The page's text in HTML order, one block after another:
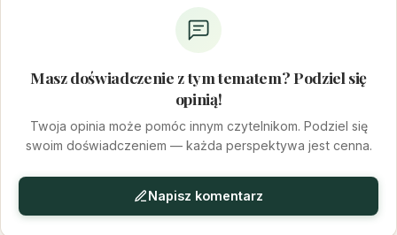
Masz doświadczenie z tym tematem? Podziel się
opinią!
Twoja opinia może pomóc innym czytelnikom. Podziel się
swoim doświadczeniem — każda perspektywa jest cenna.
Napisz komentarz